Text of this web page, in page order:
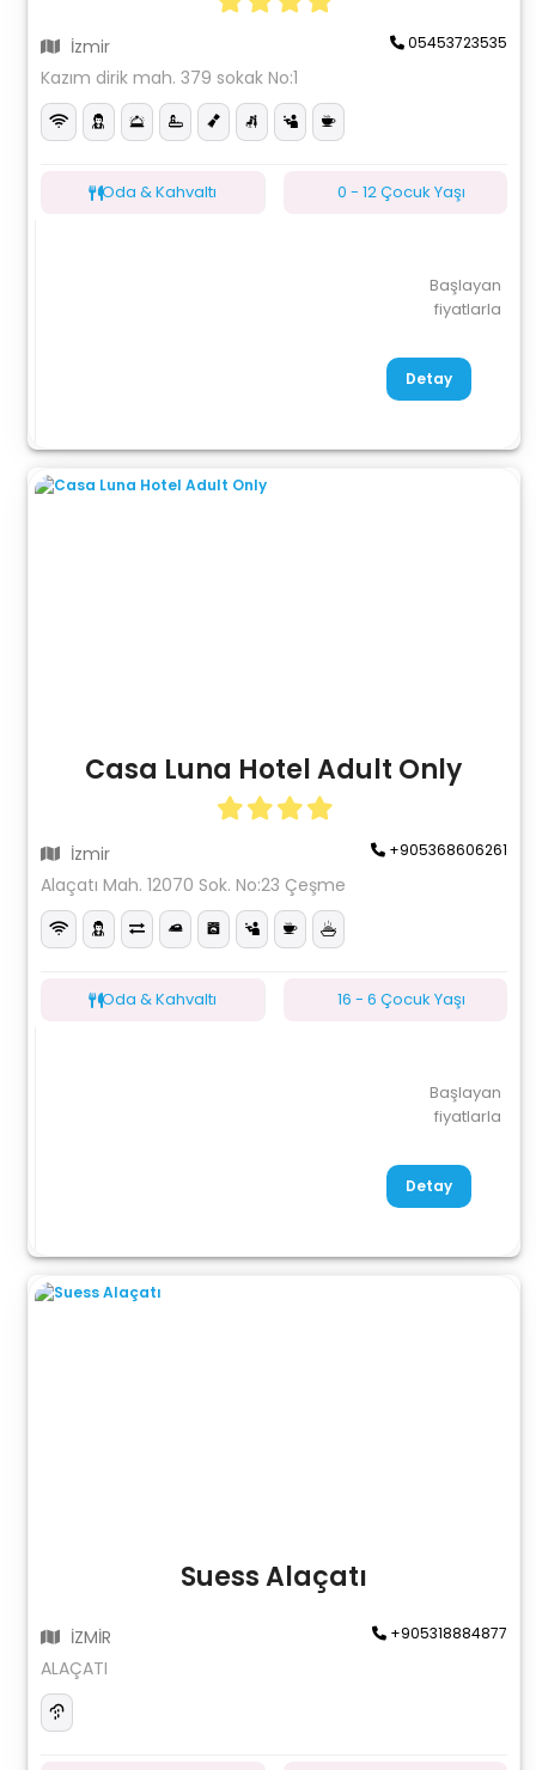
İzmir 05453723535
Kazım dirik mah. 379 sokak No:1
Oda & Kahvaltı 0 - 12 Çocuk Yaşı
Başlayan
fiyatlarla
Detay
Casa Luna Hotel Adult Only
İzmir +905368606261
Alaçatı Mah. 12070 Sok. No:23 Çeşme
Oda & Kahvaltı 16 - 6 Çocuk Yaşı
Başlayan
fiyatlarla
Detay
Suess Alaçatı
İZMİR +905318884877
ALAÇATI